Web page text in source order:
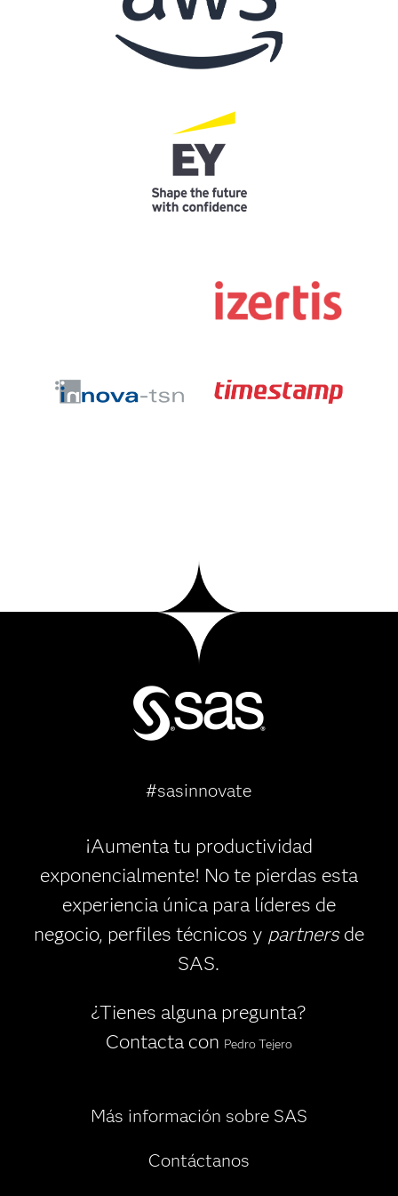
#sasinnovate
¡Aumenta tu productividad
exponencialmente! No te pierdas esta
experiencia única para líderes de
negocio, perfiles técnicos y partnersde
SAS.
¿Tienes alguna pregunta?
Contacta con Pedro Tejero
Más información sobre SAS
Contáctanos